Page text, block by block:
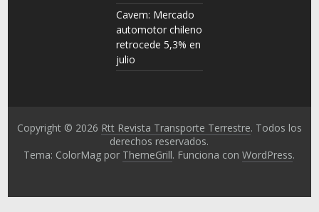
Cavem: Mercado
automotor chileno
retrocede 5,3% en
julio
Copyright © 2026 Rtt Revista Transporte Terrestre. Todos los
derechos reservados.
Tema: ColorMag por ThemeGrill. Funciona conWordPress.